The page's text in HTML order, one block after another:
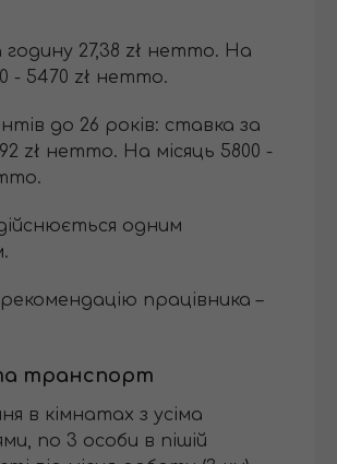
27,38 zł нетто. На
- 5470 zł нетто.
до 26 років: ставка за
zł нетто. На місяць 5800 -
одним
рекомендацію працівника –
транспорт
в кімнатах з усіма
по 3 особи в пішій